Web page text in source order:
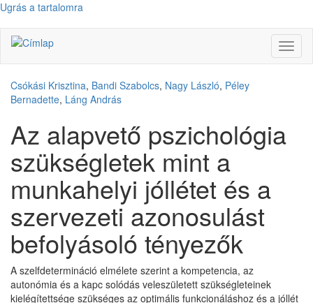
Ugrás a tartalomra
Csókási Krisztina, Bandi Szabolcs, Nagy László, Péley
Bernadette, Láng András
Az alapvető pszichológia
szükségletek mint a
munkahelyi jóllétet és a
szervezeti azonosulást
befolyásoló tényezők
A szelfdetermináció elmélete szerint a kompetencia, az
autonómia és a kapc solódás veleszületett szükségleteinek
kielégítettsége szükséges az optimális funkcionáláshoz és a jóllét